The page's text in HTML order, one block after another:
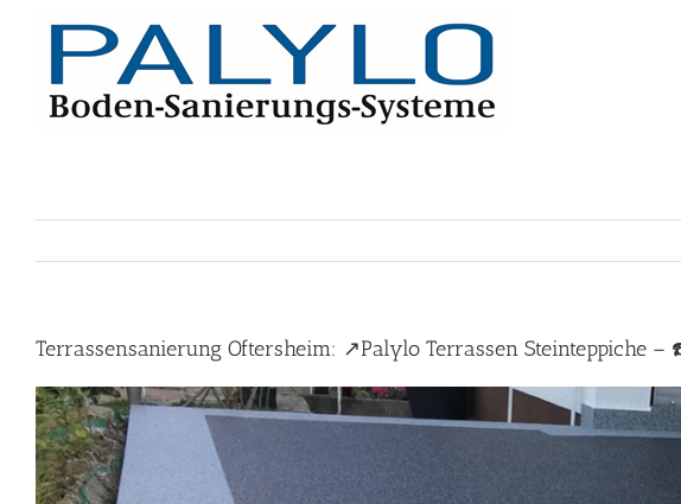
Terrassensanierung Oftersheim: ↗️Palylo Terrassen Steinteppiche